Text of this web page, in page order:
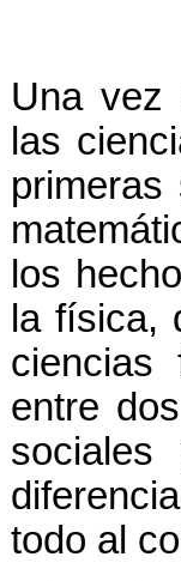
Una vez
las
los
la física,
ciencias
entre
todo al